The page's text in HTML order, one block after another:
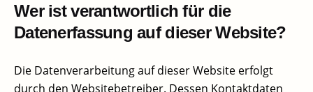
Wer ist verantwortlich für die
Datenerfassung auf dieser Website?
Die Datenverarbeitung auf dieser Website erfolgt
durch den Websitebetreiber. Dessen Kontaktdaten